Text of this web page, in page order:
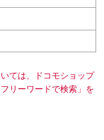
ては、ドコモショップ
リーワードで検索」を